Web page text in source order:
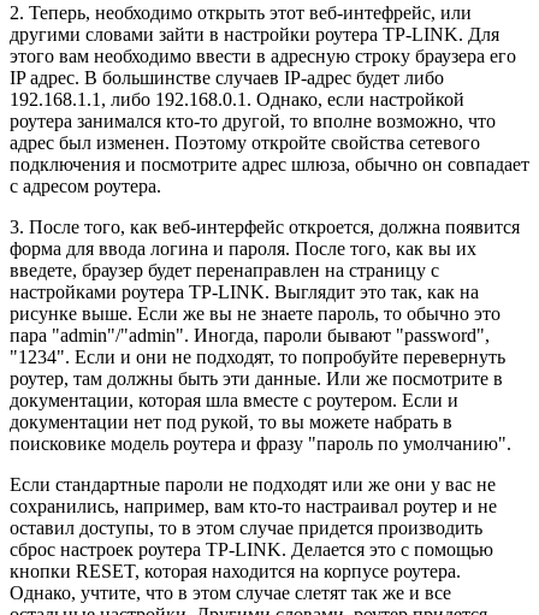
2. Теперь, необходимо открыть этот веб-интефрейс, или
другими словами зайти в настройки роутера TP-LINK. Для
этого вам необходимо ввести в адресную строку браузера его
IP адрес. В большинстве случаев IP-адрес будет либо
192.168.1.1, либо 192.168.0.1. Однако, если настройкой
роутера занимался кто-то другой, то вполне возможно, что
адрес был изменен. Поэтому откройте свойства сетевого
подключения и посмотрите адрес шлюза, обычно он совпадает
с адресом роутера.
3. После того, как веб-интерфейс откроется, должна появится
форма для ввода логина и пароля. После того, как вы их
введете, браузер будет перенаправлен на страницу с
настройками роутера TP-LINK. Выглядит это так, как на
рисунке выше. Если же вы не знаете пароль, то обычно это
пара "admin"/"admin". Иногда, пароли бывают "password",
"1234". Если и они не подходят, то попробуйте перевернуть
роутер, там должны быть эти данные. Или же посмотрите в
документации, которая шла вместе с роутером. Если и
документации нет под рукой, то вы можете набрать в
поисковике модель роутера и фразу "пароль по умолчанию".
Если стандартные пароли не подходят или же они у вас не
сохранились, например, вам кто-то настраивал роутер и не
оставил доступы, то в этом случае придется производить
сброс настроек роутера TP-LINK. Делается это с помощью
кнопки RESET, которая находится на корпусе роутера.
Однако, учтите, что в этом случае слетят так же и все